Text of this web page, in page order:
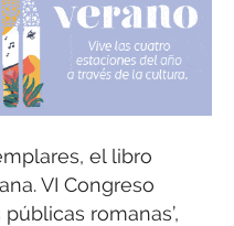
el libro
VI Congreso
romanas’,